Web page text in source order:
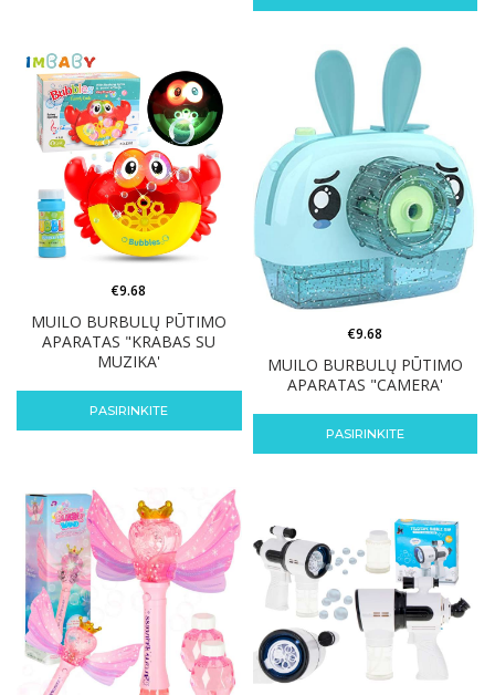
MUILO BURBULŲ PŪTIMO
APARATAS "KRABAS SU
MUZIKA'
€9.68
PASIRINKITE
MUILO BURBULŲ PŪTIMO
APARATAS "CAMERA'
€9.68
PASIRINKITE